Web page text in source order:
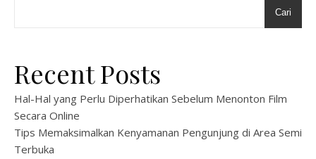
Cari
Recent Posts
Hal-Hal yang Perlu Diperhatikan Sebelum Menonton Film
Secara Online
Tips Memaksimalkan Kenyamanan Pengunjung di Area Semi
Terbuka